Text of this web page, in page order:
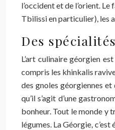
l’occident et de l’orient.
Tbilissi en particulier), les
Des
L’art culinaire géorgien
compris les khinkalis
des gnoles géorgiennes
qu’il s’agit d’une
bonheur. Tout le monde y
légumes. La Géorgie,